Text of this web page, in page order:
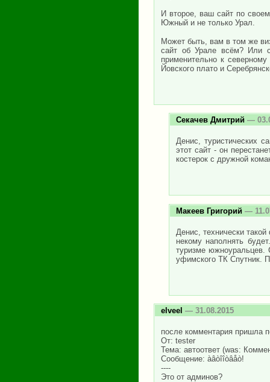
И второе, ваш сайт по
Южный и не только Урал.
Может быть, вам в том же
сайт об Урале всём? Или
применительно к
Йовского плато и
Секачев Дмитрий —
Денис, туристических
этот сайт - он
костерок с дружной
Макеев Григорий —
Денис, технически
некому наполнять
туризме южноуральцев.
уфимского ТК Спутник.
elveel — 31.08.2015
после комментария пришла
От: tester
Тема: автоответ (was:
Сообщение: àâòîîòâåò!
----
Это от админов?